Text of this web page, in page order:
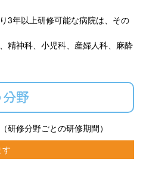
3年以上研修可能な病院は、その
精神科、小児科、産婦人科、麻酔
野
研修分野ごとの研修期間）